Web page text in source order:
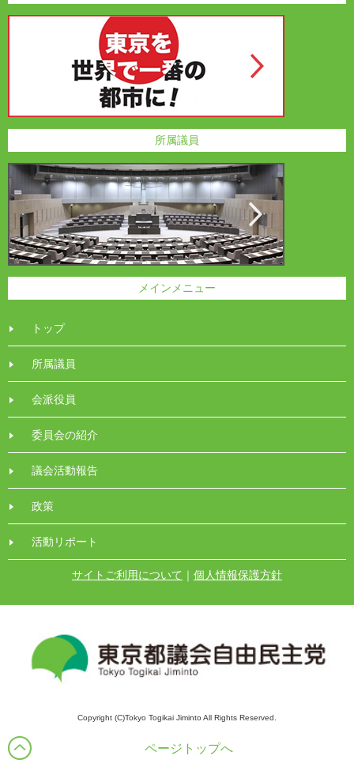
所属議員
メインメニュー
トップ
所属議員
会派役員
委員会の紹介
議会活動報告
政策
活動リポート
サイトご利用について ｜ 個人情報保護方針
Copyright (C)Tokyo Togikai Jiminto All Rights Reserved.
ページトップへ